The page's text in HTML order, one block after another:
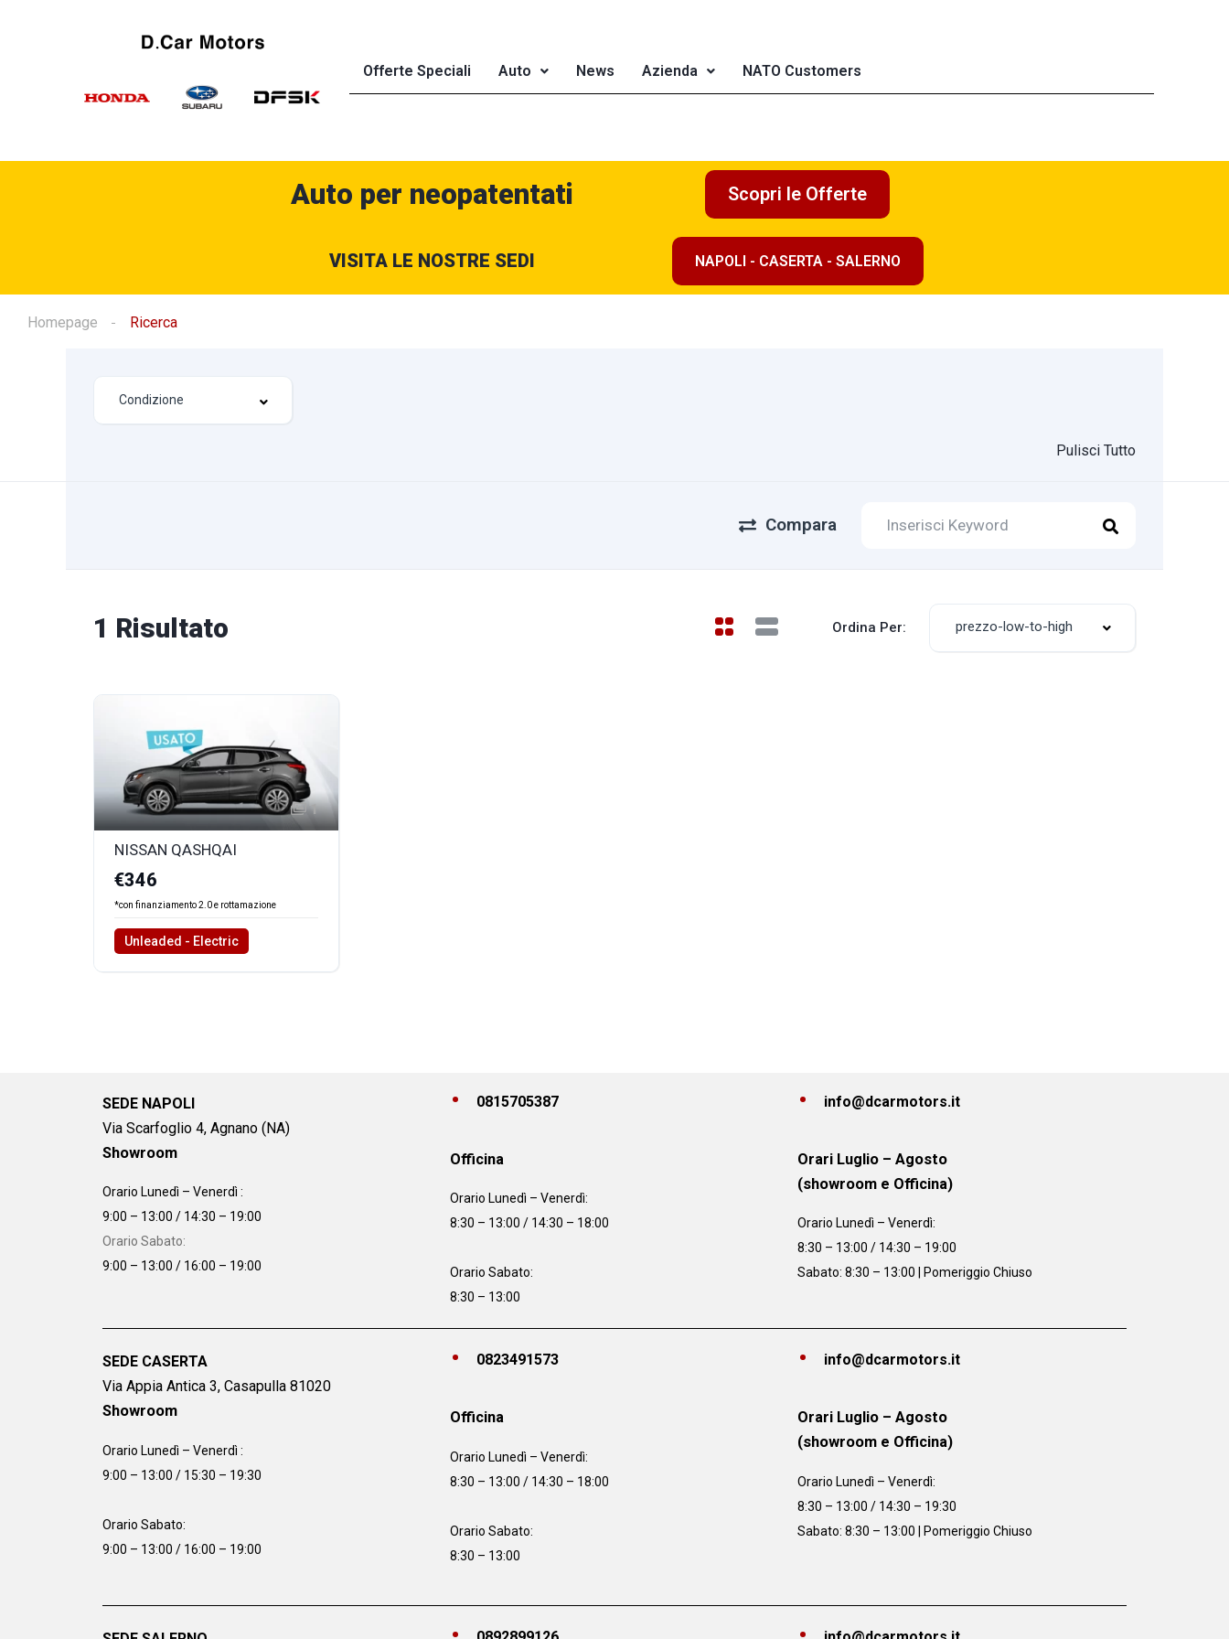
Offerte Speciali Auto News Azienda NATO Customers
Auto per neopatentati Scopri le Offerte
VISITA LE NOSTRE SEDI NAPOLI - CASERTA - SALERNO
Homepage Ricerca
Pulisci Tutto
Compara
1 Risultato Ordina Per: prezzo-low-to-high
1
NISSAN QASHQAI
€346
*con finanziamento 2.0 e rottamazione
Unleaded - Electric
SEDE NAPOLI
Via Scarfoglio 4, Agnano (NA)
Showroom
Orario Lunedì – Venerdì :
9:00 – 13:00 / 14:30 – 19:00
Orario Sabato:
9:00 – 13:00 / 16:00 – 19:00
0815705387
Officina
Orario Lunedì – Venerdì:
8:30 – 13:00 / 14:30 – 18:00
Orario Sabato:
8:30 – 13:00
info@dcarmotors.it
Orari Luglio – Agosto
(showroom e Officina)
Orario Lunedì – Venerdì:
8:30 – 13:00 / 14:30 – 19:00
Sabato: 8:30 – 13:00 | Pomeriggio Chiuso
SEDE CASERTA
Via Appia Antica 3, Casapulla 81020
Showroom
Orario Lunedì – Venerdì :
9:00 – 13:00 / 15:30 – 19:30
Orario Sabato:
9:00 – 13:00 / 16:00 – 19:00
0823491573
Officina
Orario Lunedì – Venerdì:
8:30 – 13:00 / 14:30 – 18:00
Orario Sabato:
8:30 – 13:00
info@dcarmotors.it
Orari Luglio – Agosto
(showroom e Officina)
Orario Lunedì – Venerdì:
8:30 – 13:00 / 14:30 – 19:30
Sabato: 8:30 – 13:00 | Pomeriggio Chiuso